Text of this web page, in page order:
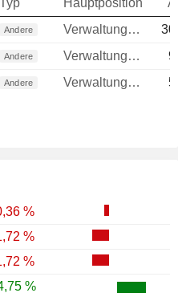
%
%
%
%
Andere Verwaltungsratsmitglied
Andere Verwaltungsratsmitglied
Andere Verwaltungsratsmitglied